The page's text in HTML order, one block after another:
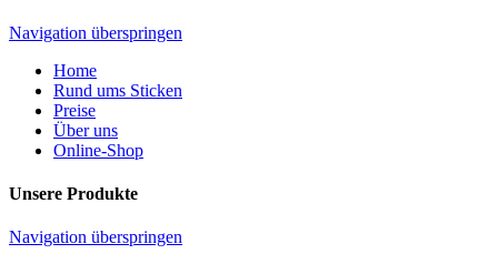
Navigation überspringen
Home
Rund ums Sticken
Preise
Über uns
Online-Shop
Unsere Produkte
Navigation überspringen